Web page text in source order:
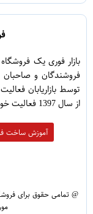
بازار فوری یک
فروشندگان و صاحبان
توسط بازاریابان
از سال 1397 فعالیت خود را آغاز نموده است.
آموزش ساخت
@ تمامی حقوق برای